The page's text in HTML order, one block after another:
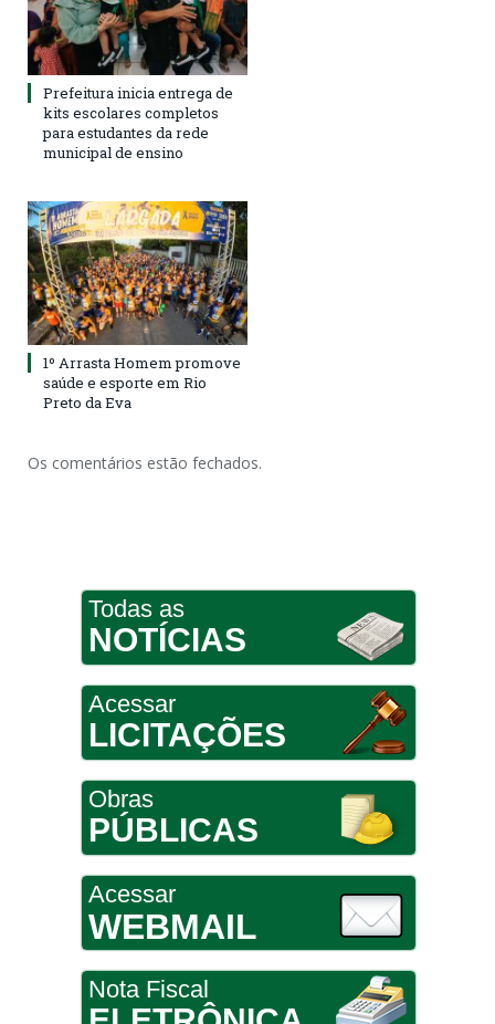
Prefeitura inicia entrega de
kits escolares completos
para estudantes da rede
municipal de ensino
1º Arrasta Homem promove
saúde e esporte em Rio
Preto da Eva
Os comentários estão fechados.
Todas as
NOTÍCIAS
Acessar
LICITAÇÕES
Obras
PÚBLICAS
Acessar
WEBMAIL
Nota Fiscal